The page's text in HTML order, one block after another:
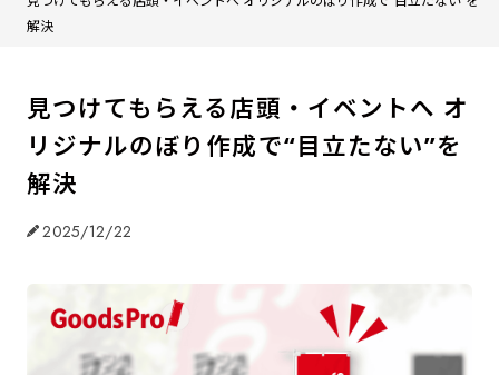
解決
見つけてもらえる店頭・イベントへ オ
リジナルのぼり作成で“目立たない”を
解決
2025/12/22